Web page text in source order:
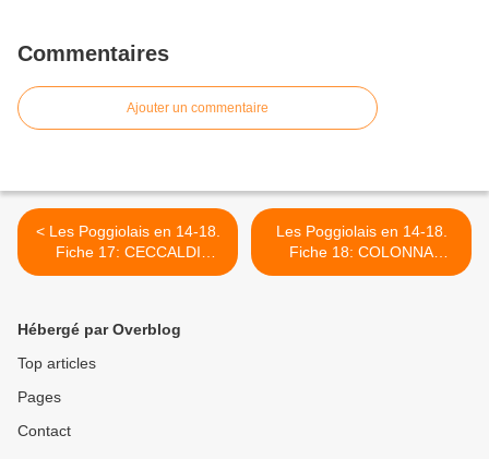
Commentaires
Ajouter un commentaire
< Les Poggiolais en 14-18.
Fiche 17: CECCALDI
Valère, le Parisien
Les Poggiolais en 14-18.
Fiche 18: COLONNA
Franco Antoine, treize jours
Hébergé par Overblog
Top articles
Pages
Contact